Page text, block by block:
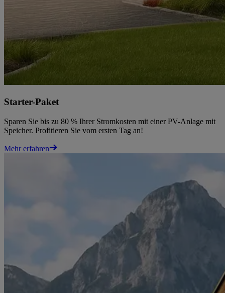
Starter-Paket
Sparen Sie bis zu 80 % Ihrer Stromkosten mit einer PV-Anlage mit
Speicher. Profitieren Sie vom ersten Tag an!
Mehr erfahren